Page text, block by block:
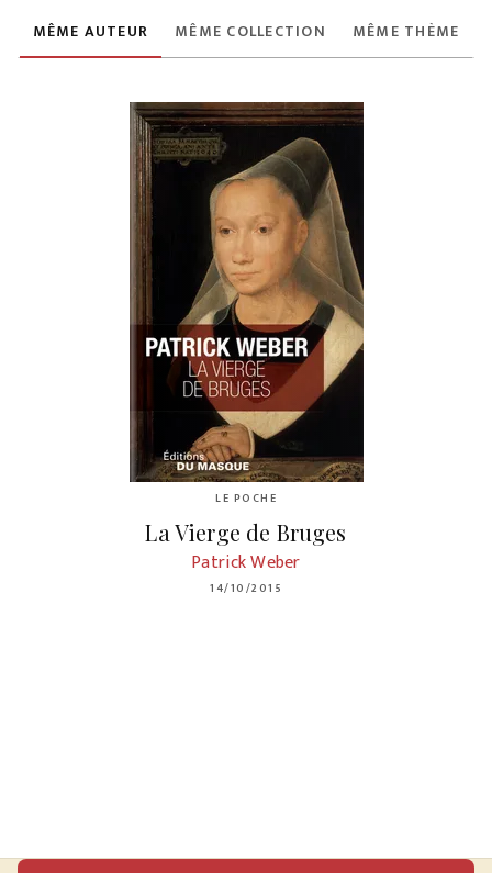
MÊME AUTEUR MÊME COLLECTION MÊME THÈME
LE POCHE
La Vierge de Bruges
Patrick Weber
14/10/2015